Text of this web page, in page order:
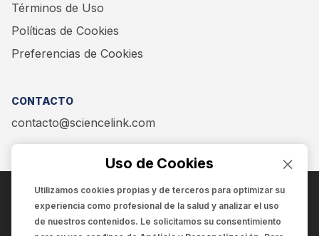
Términos de Uso
Políticas de Cookies
Preferencias de Cookies
CONTACTO
contacto@sciencelink.com
ENCUÉNTRANOS EN:
Uso de Cookies
Utilizamos cookies propias y de terceros para optimizar su
experiencia como profesional de la salud y analizar el uso
de nuestros contenidos. Le solicitamos su consentimiento